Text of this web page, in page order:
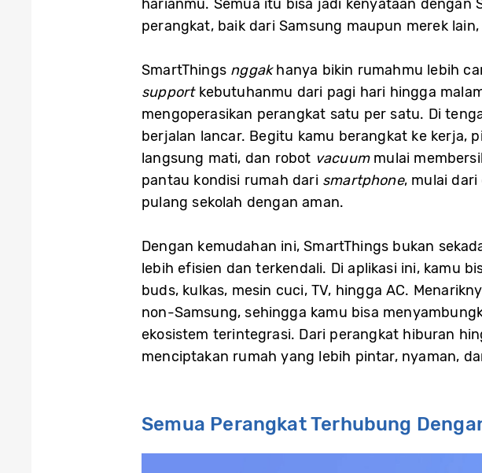
harianmu. Semua itu bisa jadi kenyataan dengan
perangkat, baik dari Samsung maupun merek
SmartThings nggakhanya bikin rumahmu lebih
supportkebutuhanmu dari pagi hari hingga
mengoperasikan perangkat satu per satu. Di
berjalan lancar. Begitu kamu berangkat ke kerja,
langsung mati, dan robot vacuummulai
pantau kondisi rumah dari smartphone, mulai dari
pulang sekolah dengan aman.
Dengan kemudahan ini, SmartThings bukan
lebih efisien dan terkendali. Di aplikasi ini, kamu
buds, kulkas, mesin cuci, TV, hingga AC.
non-Samsung, sehingga kamu bisa
ekosistem terintegrasi. Dari perangkat hiburan
menciptakan rumah yang lebih pintar, nyaman,
Semua Perangkat Terhubung